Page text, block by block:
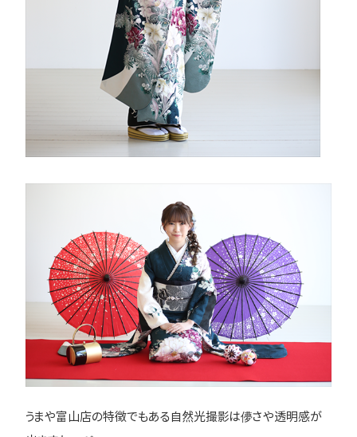
うまや富山店の特徴でもある自然光撮影は儚さや透明感が